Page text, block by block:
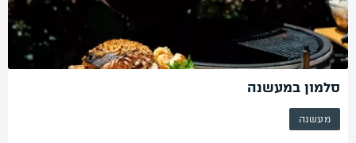
סלמון במעשנה
מעשנה